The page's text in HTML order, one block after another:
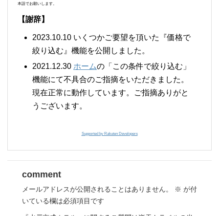
本語でお願いします。
【謝辞】
2023.10.10 いくつかご要望を頂いた『価格で
絞り込む』機能を公開しました。
2021.12.30 ホームの「この条件で絞り込む」
機能にて不具合のご指摘をいただきました。
現在正常に動作しています。ご指摘ありがと
うございます。
Supported by Rakuten Developers
comment
メールアドレスが公開されることはありません。 ※ が付
いている欄は必須項目です